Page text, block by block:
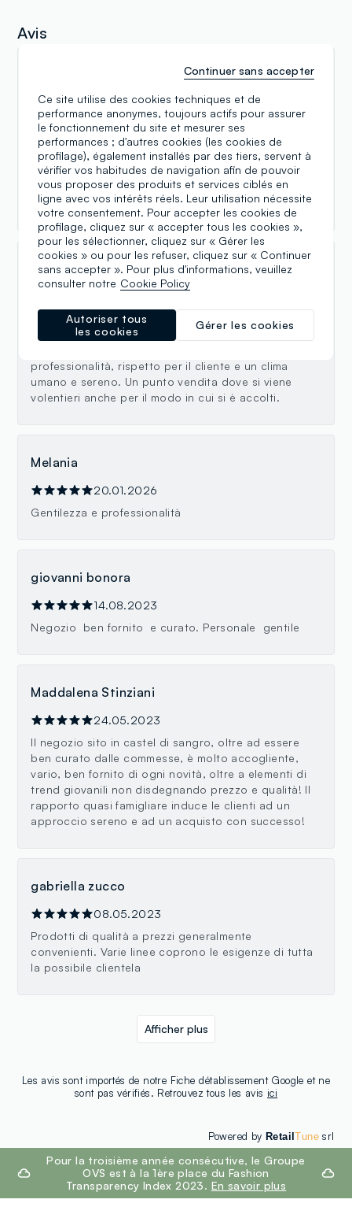
Avis
20.01.2026
Negozio ben organizzato, con personale gentile e
professionale. L’assistenza è discreta ma presente, il
che rende l’esperienza d’acquisto piacevole e
rilassata. Ottimo anche il rapporto qualità-prezzo dei
prodotti, che permette di trovare capi validi senza
spendere eccessivamente.
Leo G
Esperienza sempre positiva in questo negozio OVS.
Lo staff è cortese, disponibile e attento, presente
professionalità, rispetto per il cliente e un clima
umano e sereno. Un punto vendita dove si viene
volentieri anche per il modo in cui si è accolti.
Melania
20.01.2026
Gentilezza e professionalità
giovanni bonora
14.08.2023
Negozio ben fornito e curato. Personale gentile
Maddalena Stinziani
24.05.2023
Il negozio sito in castel di sangro, oltre ad essere
ben curato dalle commesse, è molto accogliente,
vario, ben fornito di ogni novità, oltre a elementi di
trend giovanili non disdegnando prezzo e qualità! Il
rapporto quasi famigliare induce le clienti ad un
approccio sereno e ad un acquisto con successo!
gabriella zucco
08.05.2023
Prodotti di qualità a prezzi generalmente
convenienti. Varie linee coprono le esigenze di tutta
la possibile clientela
Les avis sont importés de notre Fiche détablissement Google et ne
sont pas vérifiés. Retrouvez tous les avis ici
Afficher plus
Powered by RetailTunesrl
footer.ariatitlePour la troisième année consécutive, le Groupe
OVS est à la 1ère place du Fashion
Transparency Index 2023. En savoir plus
Ce site utilise des cookies techniques et de
performance anonymes, toujours actifs pour assurer
le fonctionnement du site et mesurer ses
performances ; d'autres cookies (les cookies de
profilage), également installés par des tiers, servent à
vérifier vos habitudes de navigation afin de pouvoir
vous proposer des produits et services ciblés en
ligne avec vos intérêts réels. Leur utilisation nécessite
votre consentement. Pour accepter les cookies de
profilage, cliquez sur « accepter tous les cookies »,
pour les sélectionner, cliquez sur « Gérer les
cookies » ou pour les refuser, cliquez sur « Continuer
sans accepter ». Pour plus d'informations, veuillez
consulter notre Cookie Policy
Gérer les cookies
Autoriser tous
les cookies
Continuer sans accepter